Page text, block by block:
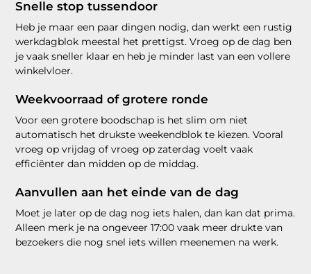
Snelle stop tussendoor
Heb je maar een paar dingen nodig, dan werkt een rustig
werkdagblok meestal het prettigst. Vroeg op de dag ben
je vaak sneller klaar en heb je minder last van een vollere
winkelvloer.
Weekvoorraad of grotere ronde
Voor een grotere boodschap is het slim om niet
automatisch het drukste weekendblok te kiezen. Vooral
vroeg op vrijdag of vroeg op zaterdag voelt vaak
efficiënter dan midden op de middag.
Aanvullen aan het einde van de dag
Moet je later op de dag nog iets halen, dan kan dat prima.
Alleen merk je na ongeveer 17:00 vaak meer drukte van
bezoekers die nog snel iets willen meenemen na werk.